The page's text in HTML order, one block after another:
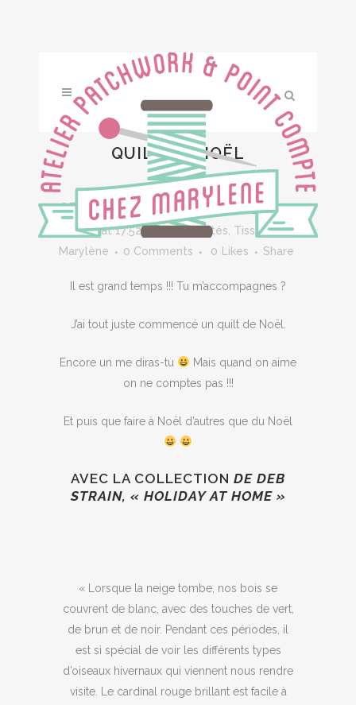
QUILT DE NOËL
17 NOV QUILT DE NOËL
Posted at 17:52h Nouveautés Tissus by
Marylène
0 Comments 0 Likes Share
Il est grand temps !!! Tu m’accompagnes ?
J’ai tout juste commencé un quilt de Noël.
Encore un me diras-tu
Mais quand on aime
on ne comptes pas !!!
Et puis que faire à Noël d’autres que du Noël
AVEC LA COLLECTION DE DEB
STRAIN, « HOLIDAY AT HOME »
« Lorsque la neige tombe, nos bois se
couvrent de blanc, avec des touches de vert,
de brun et de noir. Pendant ces périodes, il
est si spécial de voir les différents types
d’oiseaux hivernaux qui viennent nous rendre
visite. Le cardinal rouge brillant est facile à